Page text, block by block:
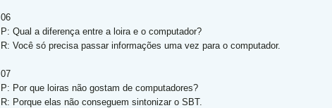
06
P: Qual a diferença entre a loira e o computador?
R: Você só precisa passar informações uma vez para o computador.
07
P: Por que loiras não gostam de computadores?
R: Porque elas não conseguem sintonizar o SBT.